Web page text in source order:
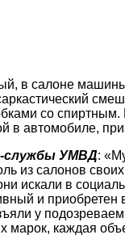
в салоне
со спиртным.
в автомобиле,
службы УМВД:
из салонов
искали в
и приобретен
у
марок, каждая